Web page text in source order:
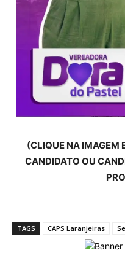
(CLIQUE NA IMAGEM
CANDIDATO OU
TAGS CAPS Laranjeiras